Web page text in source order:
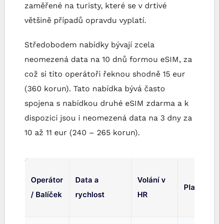
zaměřené na turisty, které se v drtivé
většině případů opravdu vyplatí.
Středobodem nabídky bývají zcela
neomezená data na 10 dnů formou eSIM, za
což si tito operátoři řeknou shodně 15 eur
(360 korun). Tato nabídka bývá často
spojena s nabídkou druhé eSIM zdarma a k
dispozici jsou i neomezená data na 3 dny za
10 až 11 eur (240 – 265 korun).
Operátor
/ Balíček
Data a
rychlost
Volání v
HR
Platnost